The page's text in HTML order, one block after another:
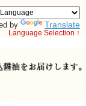
by Translate
Language Selection ↑